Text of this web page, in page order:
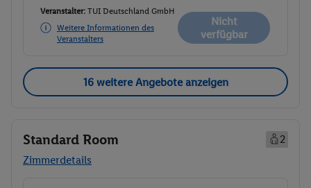
Veranstalter: TUI Deutschland GmbH
Weitere Informationen des
Veranstalters
Nicht
verfügbar
16 weitere Angebote anzeigen
Standard Room
2
Zimmerdetails